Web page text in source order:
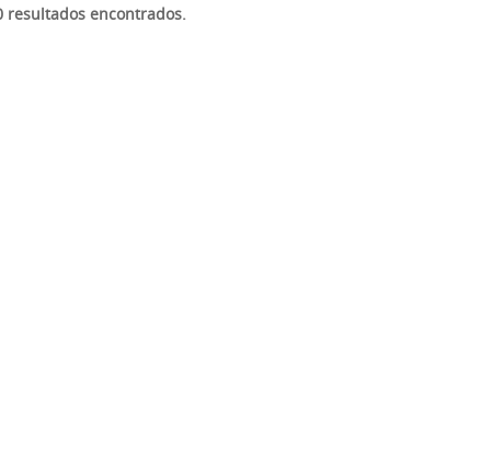
resultados encontrados.